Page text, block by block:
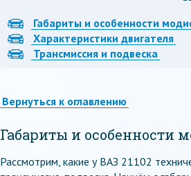
Габариты и особенности
Характеристики двигателя
Трансмиссия и подвеска
Вернуться к оглавлению
Габариты и особенности
Рассмотрим, какие у ВАЗ 21102